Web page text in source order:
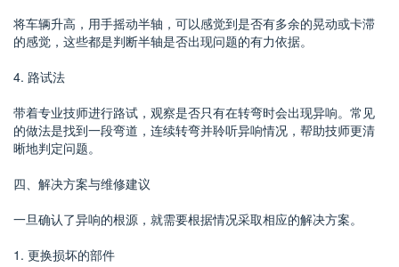
将车辆升高，用手摇动半轴，可以感觉到是否有多余的晃动或卡滞
的感觉，这些都是判断半轴是否出现问题的有力依据。
4. 路试法
带着专业技师进行路试，观察是否只有在转弯时会出现异响。常见
的做法是找到一段弯道，连续转弯并聆听异响情况，帮助技师更清
晰地判定问题。
四、解决方案与维修建议
一旦确认了异响的根源，就需要根据情况采取相应的解决方案。
1. 更换损坏的部件